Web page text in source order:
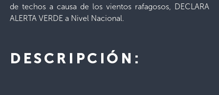
de techos a causa de los vientos rafagosos, DECLARA
ALERTA VERDE a Nivel Nacional.
DESCRIPCIÓN: